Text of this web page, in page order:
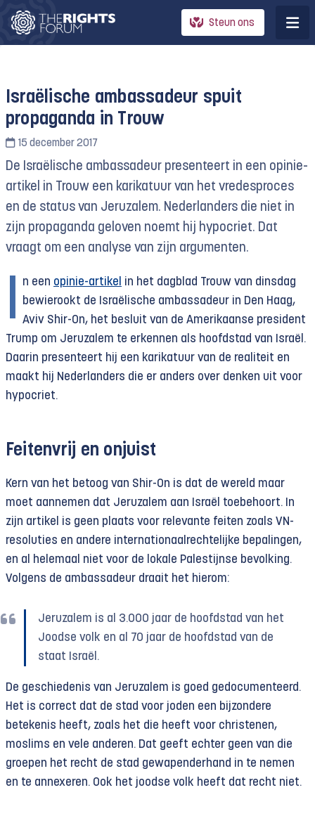
Steun ons
Israëlische ambassadeur spuit
propaganda in Trouw
15 december 2017
De Israëlische ambassadeur presenteert in een opinie-
artikel in Trouw een karikatuur van het vredesproces
en de status van Jeruzalem. Nederlanders die niet in
zijn propaganda geloven noemt hij hypocriet. Dat
vraagt om een analyse van zijn argumenten.
I n een opinie-artikel in het dagblad Trouw van dinsdag
bewierookt de Israëlische ambassadeur in Den Haag,
Aviv Shir-On, het besluit van de Amerikaanse president
Trump om Jeruzalem te erkennen als hoofdstad van Israël.
Daarin presenteert hij een karikatuur van de realiteit en
maakt hij Nederlanders die er anders over denken uit voor
hypocriet.
Feitenvrij en onjuist
Kern van het betoog van Shir-On is dat de wereld maar
moet aannemen dat Jeruzalem aan Israël toebehoort. In
zijn artikel is geen plaats voor relevante feiten zoals VN-
resoluties en andere internationaalrechtelijke bepalingen,
en al helemaal niet voor de lokale Palestijnse bevolking.
Volgens de ambassadeur draait het hierom:
Jeruzalem is al 3.000 jaar de hoofdstad van het
Joodse volk en al 70 jaar de hoofdstad van de
staat Israël.
De geschiedenis van Jeruzalem is goed gedocumenteerd.
Het is correct dat de stad voor joden een bijzondere
betekenis heeft, zoals het die heeft voor christenen,
moslims en vele anderen. Dat geeft echter geen van die
groepen het recht de stad gewapenderhand in te nemen
en te annexeren. Ook het joodse volk heeft dat recht niet.